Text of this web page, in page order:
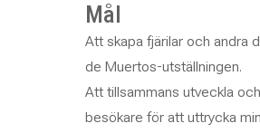
Mål
Att skapa fjärilar och andra
de Muertos-utställningen.
Att tillsammans utveckla
besökare för att uttrycka